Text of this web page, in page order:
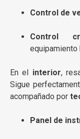
Control de
Control
equipamiento
En el interior,
Sigue
acompañado por
Panel de